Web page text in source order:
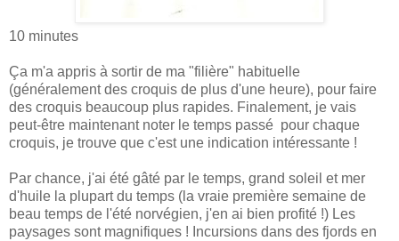
10 minutes
Ça m'a appris à sortir de ma "filière" habituelle
(généralement des croquis de plus d'une heure), pour faire
des croquis beaucoup plus rapides. Finalement, je vais
peut-être maintenant noter le temps passé pour chaque
croquis, je trouve que c'est une indication intéressante !
Par chance, j'ai été gâté par le temps, grand soleil et mer
d'huile la plupart du temps (la vraie première semaine de
beau temps de l'été norvégien, j'en ai bien profité !) Les
paysages sont magnifiques ! Incursions dans des fjords en